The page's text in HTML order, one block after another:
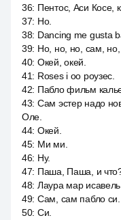
36: Пентос, Аси Косе,
37: Но.
38: Dancing me gusta
39: Но, но, но, сам, но,
40: Окей, окей.
41: Roses i оо роузес.
42: Пабло фильм
43: Сам эстер надо
Оле.
44: Окей.
45: Ми ми.
46: Ну.
47: Паша, Паша, и
48: Лаура мар исавель
49: Сам, сам пабло си.
50: Си.